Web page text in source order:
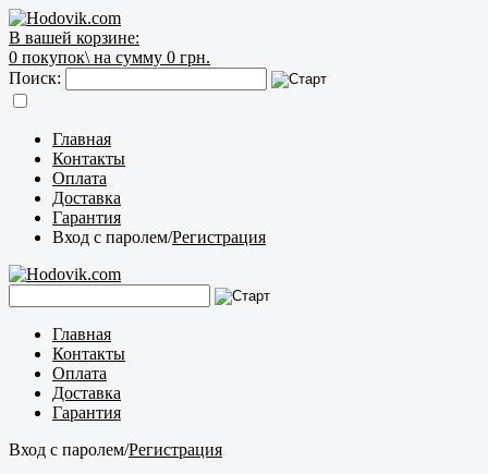
В вашей корзине:
0 покупок\ на сумму 0 грн.
Поиск:
Главная
Контакты
Оплата
Доставка
Гарантия
Вход с паролем/Регистрация
Главная
Контакты
Оплата
Доставка
Гарантия
Вход с паролем/Регистрация